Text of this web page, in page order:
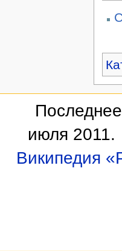
июля 2011.
Википедия